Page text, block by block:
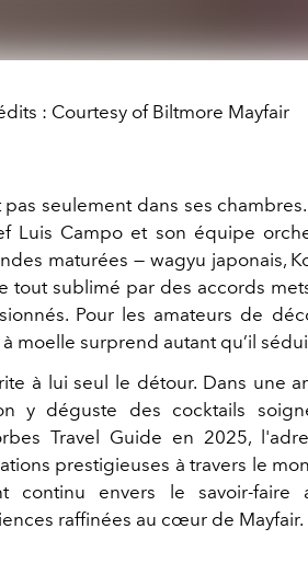
: Courtesy of Biltmore Mayfair
pas seulement dans ses
Luis Campo et son équipe
maturées — wagyu japonais,
tout sublimé par des accords
Pour les amateurs de
moelle surprend autant qu’il
à lui seul le détour. Dans une
y déguste des cocktails
Travel Guide en 2025,
prestigieuses à travers le
continu envers le savoir-faire
raffinées au cœur de Mayfair.